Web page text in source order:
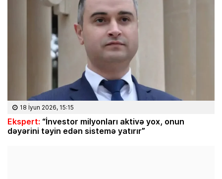
18 İyun 2026, 15:15
Ekspert: “İnvestor milyonları aktivə yox, onun
dəyərini təyin edən sistemə yatırır”